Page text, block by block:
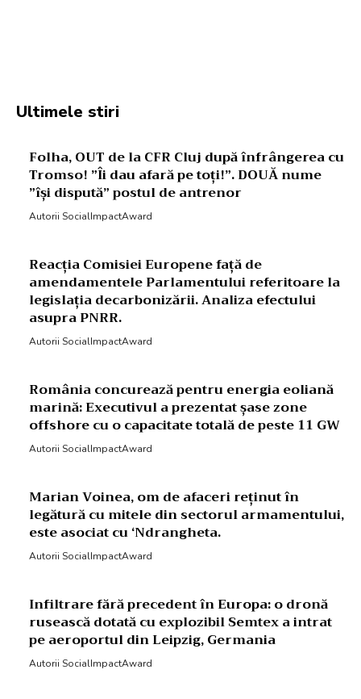
Ultimele stiri
Folha, OUT de la CFR Cluj după înfrângerea cu
Tromso! ”Îi dau afară pe toți!”. DOUĂ nume
”își dispută” postul de antrenor
Autorii SocialImpactAward
Reacția Comisiei Europene față de
amendamentele Parlamentului referitoare la
legislația decarbonizării. Analiza efectului
asupra PNRR.
Autorii SocialImpactAward
România concurează pentru energia eoliană
marină: Executivul a prezentat șase zone
offshore cu o capacitate totală de peste 11 GW
Autorii SocialImpactAward
Marian Voinea, om de afaceri reținut în
legătură cu mitele din sectorul armamentului,
este asociat cu ‘Ndrangheta.
Autorii SocialImpactAward
Infiltrare fără precedent în Europa: o dronă
rusească dotată cu explozibil Semtex a intrat
pe aeroportul din Leipzig, Germania
Autorii SocialImpactAward